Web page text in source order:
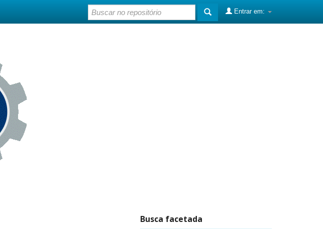
Entrar em:
Busca facetada